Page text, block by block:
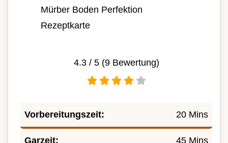
Mürber Boden Perfektion
Rezeptkarte
4.3/ 5 (9Bewertung)
Vorbereitungszeit: 20 Mins
Garzeit: 45 Mins